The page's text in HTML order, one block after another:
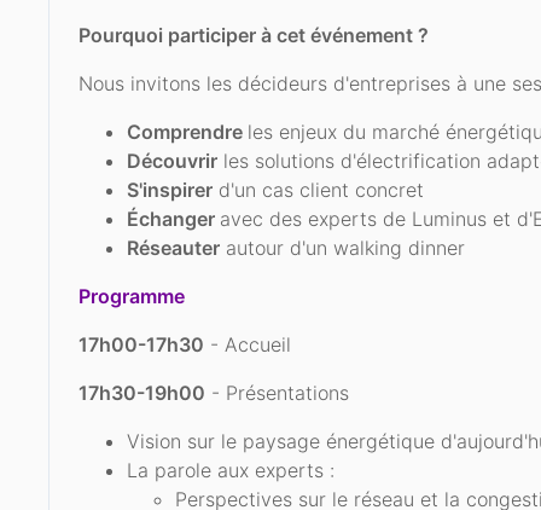
Pourquoi participer à cet événement ?
Nous invitons les décideurs d'entreprises à une
Comprendre les enjeux du marché
Découvrir les solutions d'électrification
S'inspirer d'un cas client concret
Échanger avec des experts de Luminus et
Réseauter autour d'un walking dinner
Programme
17h00-17h30 - Accueil
17h30-19h00 - Présentations
Vision sur le paysage énergétique
La parole aux experts :
Perspectives sur le réseau et la